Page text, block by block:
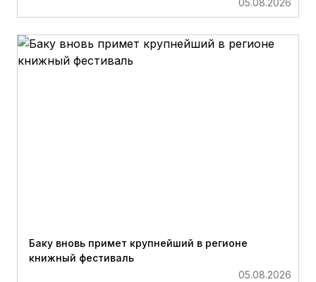
Баку вновь примет крупнейший в регионе
книжный фестиваль
05.08.2026